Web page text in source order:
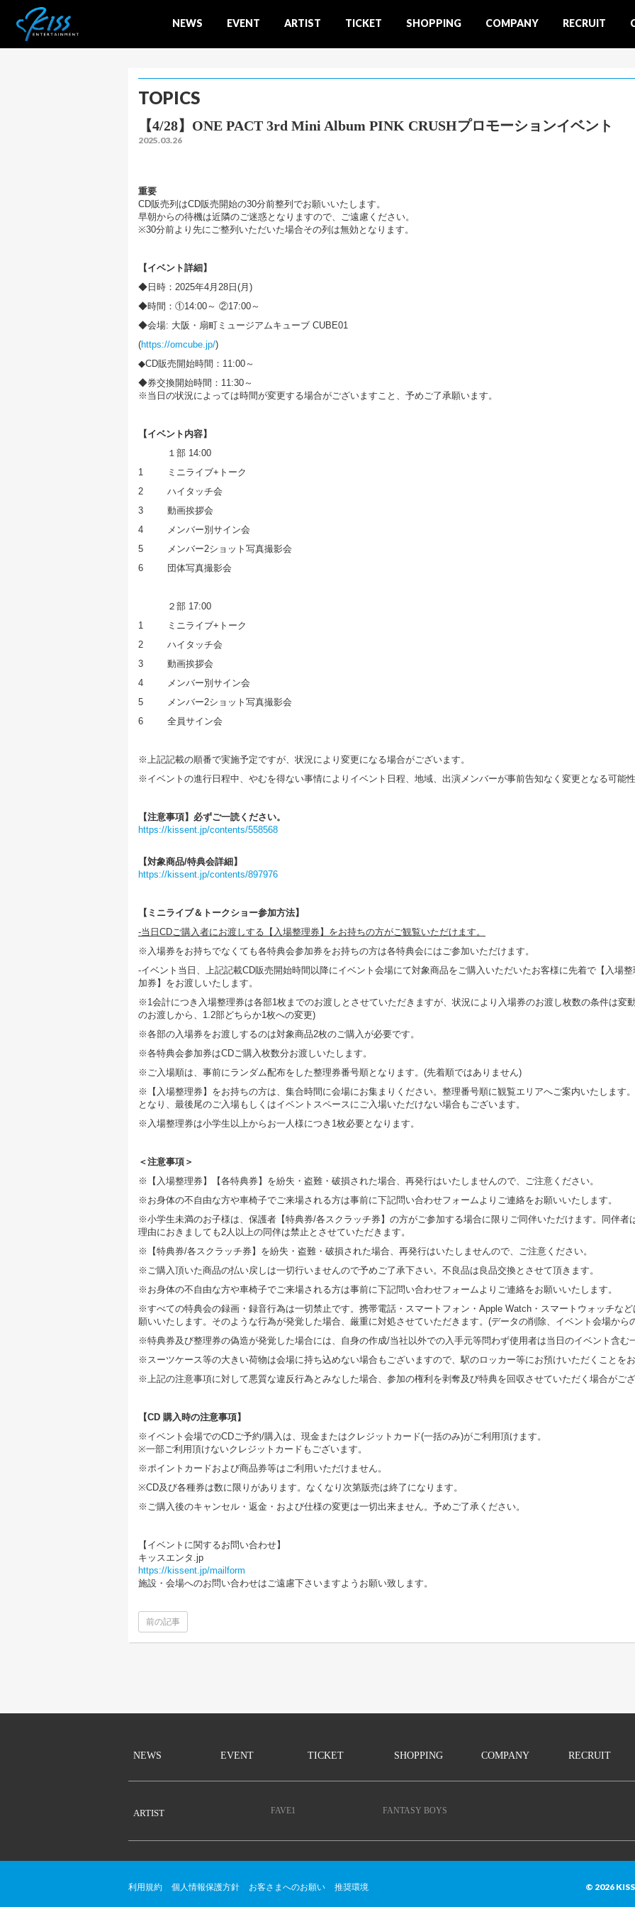
NEWS EVENT ARTIST TICKET SHOPPING COMPANY RECRUIT
TOPICS
【4/28】ONE PACT 3rd Mini Album PINK CRUSHプロモーションイベント
2025.03.26
重要
CD販売列はCD販売開始の30分前整列でお願いいたします。
早朝からの待機は近隣のご迷惑となりますので、ご遠慮ください。
※30分前より先にご整列いただいた場合その列は無効となります。
【イベント詳細】
◆日時：2025年4月28日(月)
◆時間：①14:00～ ②17:00～
◆会場: 大阪・扇町ミュージアムキューブ CUBE01
(https://omcube.jp/)
◆CD販売開始時間：11:00～
◆券交換開始時間：11:30～
※当日の状況によっては時間が変更する場合がございますこと、予めご了承願います。
【イベント内容】
１部 14:00
1
ミニライブ+トーク
2
ハイタッチ会
3
動画挨拶会
4
メンバー別サイン会
5
メンバー2ショット写真撮影会
6
団体写真撮影会
２部 17:00
1
ミニライブ+トーク
2
ハイタッチ会
3
動画挨拶会
4
メンバー別サイン会
5
メンバー2ショット写真撮影会
6
全員サイン会
※上記記載の順番で実施予定ですが、状況により変更になる場合がございます。
※イベントの進行日程中、やむを得ない事情によりイベント日程、地域、出演メンバーが事前告知なく変更となる可能性
【注意事項】必ずご一読ください。
https://kissent.jp/contents/558568
【対象商品/特典会詳細】
https://kissent.jp/contents/897976
【ミニライブ＆トークショー参加方法】
-当日CDご購入者にお渡しする【入場整理券】をお持ちの方がご観覧いただけます。
※入場券をお持ちでなくても各特典会参加券をお持ちの方は各特典会にはご参加いただけます。
-イベント当日、上記記載CD販売開始時間以降にイベント会場にて対象商品をご購入いただいたお客様に先着で【入場
加券】をお渡しいたします。
※1会計につき入場整理券は各部1枚までのお渡しとさせていただきますが、状況により入場券のお渡し枚数の条件は変
のお渡しから、1.2部どちらか1枚への変更)
※各部の入場券をお渡しするのは対象商品2枚のご購入が必要です。
※各特典会参加券はCDご購入枚数分お渡しいたします。
※ご入場順は、事前にランダム配布をした整理券番号順となります。(先着順ではありません)
※【入場整理券】をお持ちの方は、集合時間に会場にお集まりください。整理番号順に観覧エリアへご案内いたします
となり、最後尾のご⼊場もしくはイベントスペースにご⼊場いただけない場合もございます。
※入場整理券は小学生以上からお一人様につき1枚必要となります。
＜注意事項＞
※【入場整理券】【各特典券】を紛失・盗難・破損された場合、再発⾏はいたしませんので、ご注意ください。
※お身体の不自由な方や車椅子でご来場される方は事前に下記問い合わせフォームよりご連絡をお願いいたします。
※小学生未満のお子様は、保護者【特典券/各スクラッチ券】の方がご参加する場合に限りご同伴いただけます。同伴者
理由におきましても2人以上の同伴は禁止とさせていただきます。
※【特典券/各スクラッチ券】を紛失・盗難・破損された場合、再発⾏はいたしませんので、ご注意ください。
※ご購入頂いた商品の払い戻しは一切行いませんので予めご了承下さい。不良品は良品交換とさせて頂きます。
※お身体の不自由な方や車椅子でご来場される方は事前に下記問い合わせフォームよりご連絡をお願いいたします。
※すべての特典会の録画・録音行為は一切禁止です。携帯電話・スマートフォン・Apple Watch・スマートウォッチな
願いいたします。そのような行為が発覚した場合、厳重に対処させていただきます。(データの削除、イベント会場から
※特典券及び整理券の偽造が発覚した場合には、自身の作成/当社以外での入手元等問わず使用者は当日のイベント含む
※スーツケース等の大きい荷物は会場に持ち込めない場合もございますので、駅のロッカー等にお預けいただくことをお
※上記の注意事項に対して悪質な違反行為とみなした場合、参加の権利を剥奪及び特典を回収させていただく場合がござ
【CD 購入時の注意事項】
※イベント会場でのCDご予約/購入は、現金またはクレジットカード(一括のみ)がご利用頂けます。
※一部ご利用頂けないクレジットカードもございます。
※ポイントカードおよび商品券等はご利用いただけません。
※CD及び各種券は数に限りがあります。なくなり次第販売は終了になります。
※ご購入後のキャンセル・返金・および仕様の変更は一切出来ません。予めご了承ください。
【イベントに関するお問い合わせ】
キッスエンタ.jp
https://kissent.jp/mailform
施設・会場へのお問い合わせはご遠慮下さいますようお願い致します。
前の記事
NEWS EVENT TICKET SHOPPING COMPANY RECRUIT
ARTIST FAVE1 FANTASY BOYS
利用規約 個人情報保護方針 お客さまへのお願い 推奨環境 © 2026